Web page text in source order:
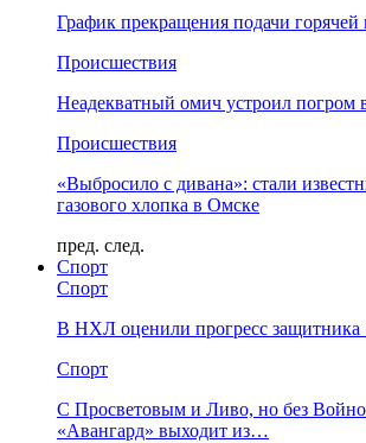
График прекращения подачи
Происшествия
Неадекватный омич устроил погром
Происшествия
«Выбросило с дивана»: стали
газового хлопка в Омске
пред. след.
Спорт
Спорт
В НХЛ оценили прогресс защитника
Спорт
С Просветовым и Ливо, но без
«Авангард» выходит из…